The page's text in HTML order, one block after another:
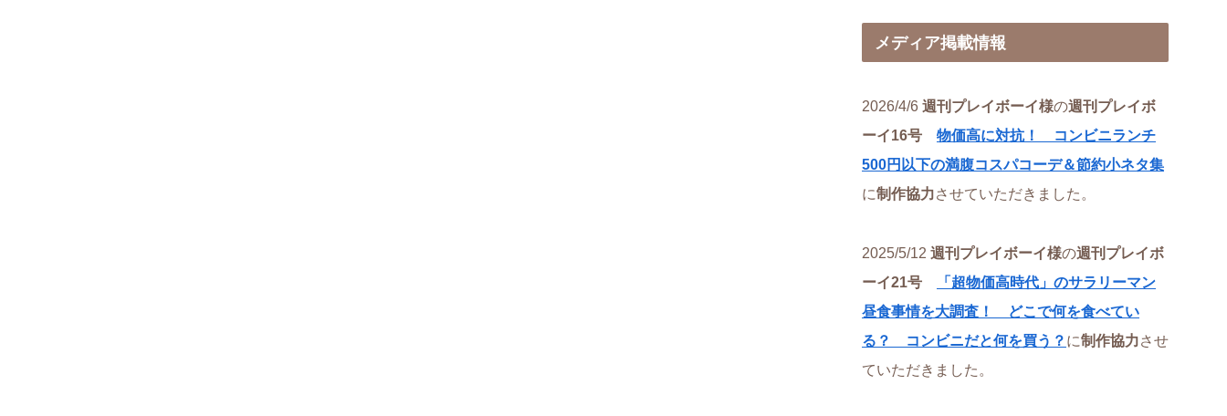
メディア掲載情報
2026/4/6 週刊プレイボーイ様の週刊プレイボ
ーイ16号 物価高に対抗！ コンビニランチ
500円以下の満腹コスパコーデ＆節約小ネタ集
に制作協力させていただきました。
2025/5/12 週刊プレイボーイ様の週刊プレイボ
ーイ21号
「超物価高時代」のサラリーマン
昼食事情を大調査！ どこで何を食べてい
る？ コンビニだと何を買う？ に制作協力させ
ていただきました。